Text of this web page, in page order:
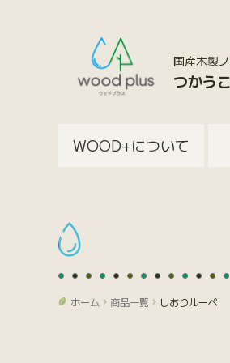
国産木製
つかう
WOOD+について
ホーム 商品一覧 しおりルーペ